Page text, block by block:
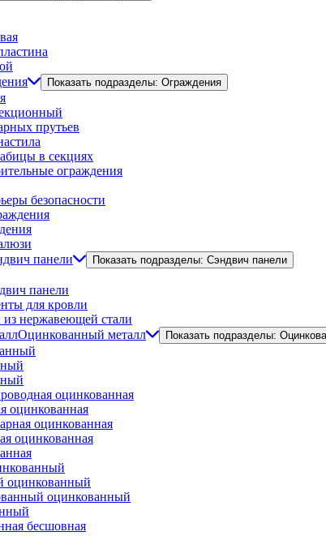
Показать подразделы: Ограждения
прутьев
в секциях
ограждения
безопасности
панели
Показать подразделы: Сэндвич панели
панели
для кровли
нержавеющей стали
Оцинкованный металл
Показать подразделы:
оцинкованная
оцинкованная
оцинкованная
оцинкованная
оцинкованный
оцинкованный
бесшовная